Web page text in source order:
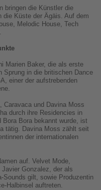
bringen die Künstler die
die Küste der Ägäis. Auf dem
Melodic House, Tech
Marien Baker, die als erste
Sprung in die britischen Dance
einer der aufstrebenden
Caravaca und Davina Moss
durch ihre Residencies in
Bora Bora bekannt wurde, ist
tätig. Davina Moss zählt seit
der internationalen
auf. Velvet Mode,
Gonzalez, der als
Sounds gilt, sowie Produzentin
Halbinsel auftreten.